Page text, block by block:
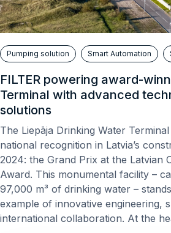
Pumping solution Smart Automation
FILTER powering award-
Terminal with advanced
solutions
The Liepāja Drinking Water
national recognition in Latvia’s
2024: the Grand Prix at the Latvian
Award. This monumental facility –
97,000 m³ of drinking water –
example of innovative engineering,
international collaboration. At the